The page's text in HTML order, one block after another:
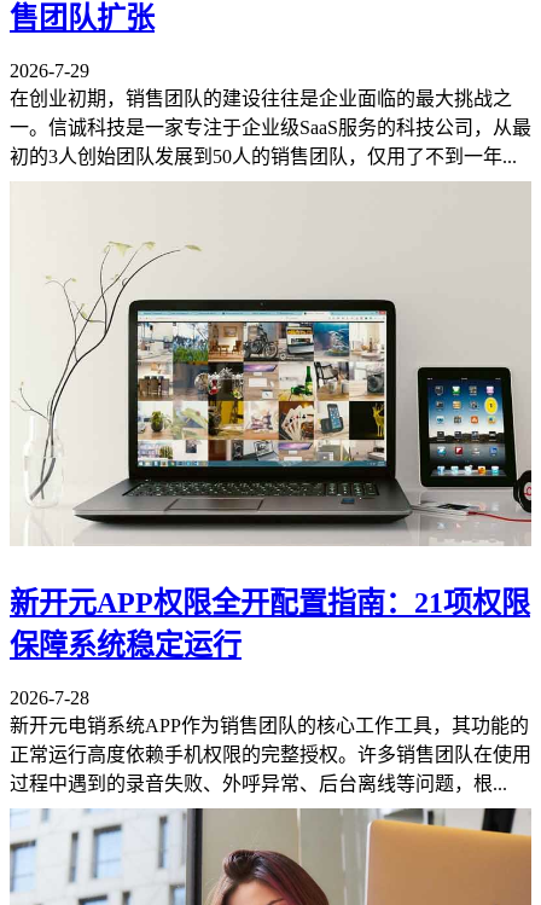
售团队扩张
2026-7-29
在创业初期，销售团队的建设往往是企业面临的最大挑战之
一。信诚科技是一家专注于企业级SaaS服务的科技公司，从最
初的3人创始团队发展到50人的销售团队，仅用了不到一年...
新开元APP权限全开配置指南：21项权限
保障系统稳定运行
2026-7-28
新开元电销系统APP作为销售团队的核心工作工具，其功能的
正常运行高度依赖手机权限的完整授权。许多销售团队在使用
过程中遇到的录音失败、外呼异常、后台离线等问题，根...